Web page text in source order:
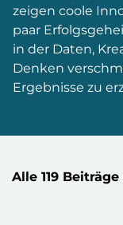
zeigen coole
paar
in der Daten,
Denken
Ergebnisse zu
Alle 119